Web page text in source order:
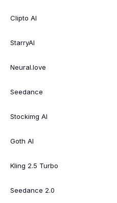
Clipto AI
StarryAI
Neural.love
Seedance
Stockimg AI
Goth AI
Kling 2.5 Turbo
Seedance 2.0